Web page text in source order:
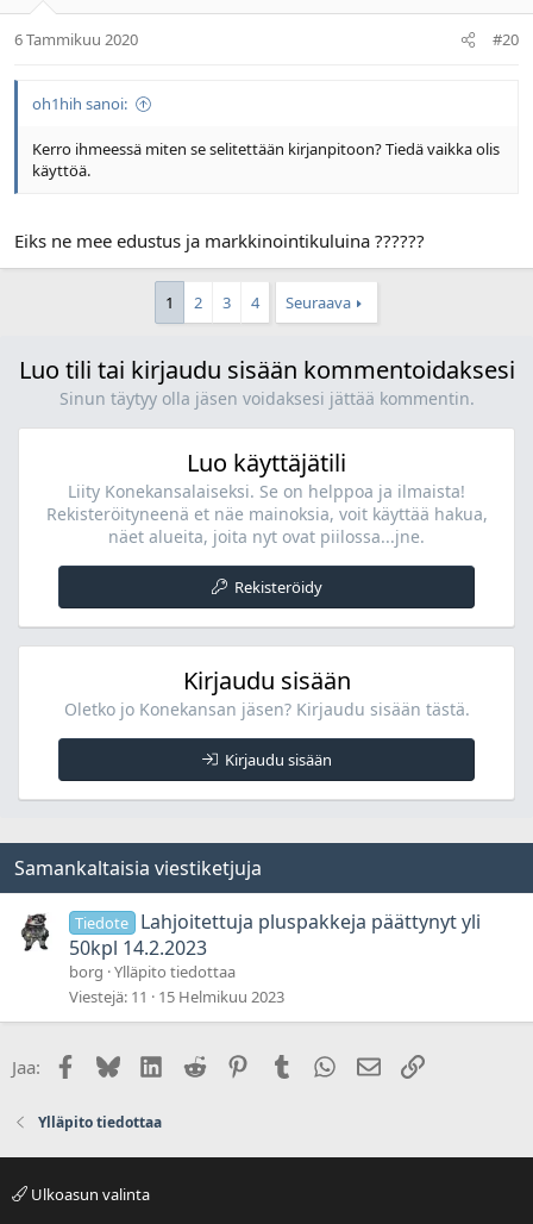
6 Tammikuu 2020 #20
oh1hih sanoi:
Kerro ihmeessä miten se selitettään kirjanpitoon? Tiedä vaikka olis
käyttöä.
Eiks ne mee edustus ja markkinointikuluina ??????
1 2 3 4 Seuraava
Luo tili tai kirjaudu sisään kommentoidaksesi
Sinun täytyy olla jäsen voidaksesi jättää kommentin.
Luo käyttäjätili
Liity Konekansalaiseksi. Se on helppoa ja ilmaista!
Rekisteröityneenä et näe mainoksia, voit käyttää hakua,
näet alueita, joita nyt ovat piilossa...jne.
Rekisteröidy
Kirjaudu sisään
Oletko jo Konekansan jäsen? Kirjaudu sisään tästä.
Kirjaudu sisään
Samankaltaisia viestiketjuja
Tiedote
Lahjoitettuja pluspakkeja päättynyt yli
50kpl 14.2.2023
borg Ylläpito tiedottaa
Viestejä 11 15 Helmikuu 2023
Jaa: Facebook
BlueskyLinkedIn
Reddit PinterestTumblr WhatsApp
Sähköposti
Linkki
Ylläpito tiedottaa
Ulkoasun valinta